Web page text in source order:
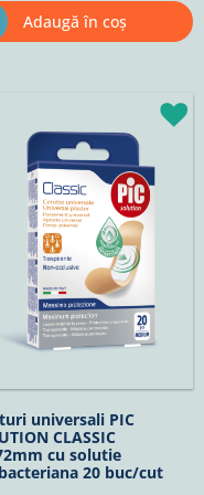
Adaugă în coș
universali PIC
CLASSIC
cu solutie
20 buc/cut